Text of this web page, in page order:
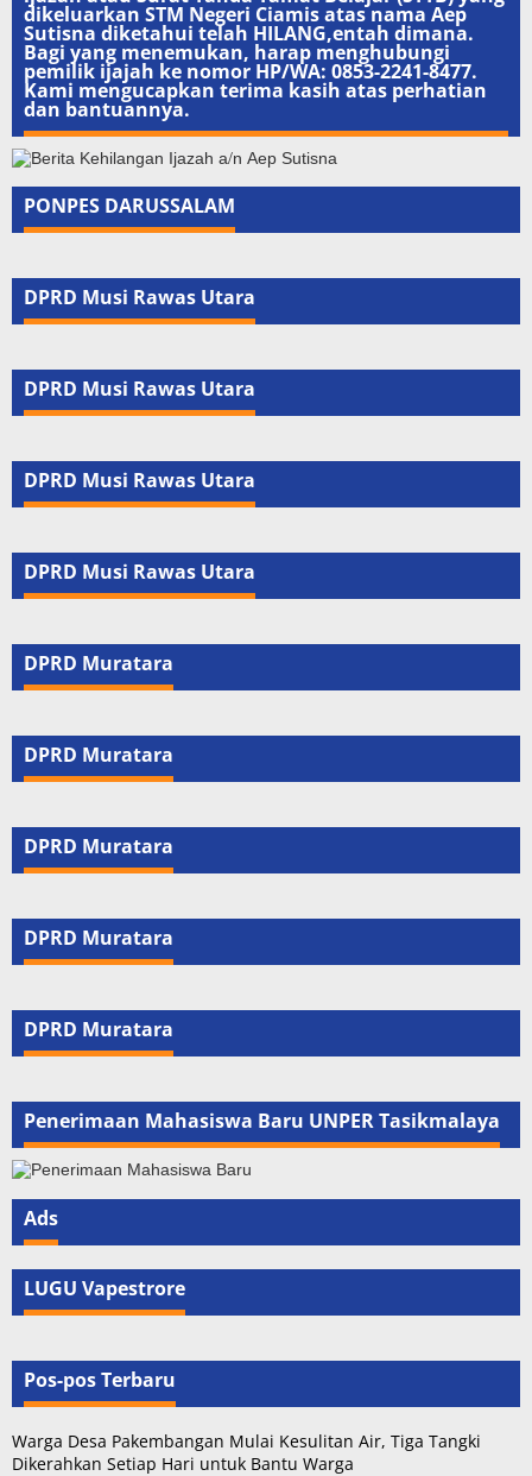
dikeluarkan STM Negeri Ciamis atas nama Aep
Sutisna diketahui telah HILANG,entah dimana.
Bagi yang menemukan, harap menghubungi
pemilik ijajah ke nomor HP/WA: 0853-2241-8477.
Kami mengucapkan terima kasih atas perhatian
dan bantuannya.
PONPES DARUSSALAM
DPRD Musi Rawas Utara
DPRD Musi Rawas Utara
DPRD Musi Rawas Utara
DPRD Musi Rawas Utara
DPRD Muratara
DPRD Muratara
DPRD Muratara
DPRD Muratara
DPRD Muratara
Penerimaan Mahasiswa Baru UNPER Tasikmalaya
Ads
LUGU Vapestrore
Pos-pos Terbaru
Warga Desa Pakembangan Mulai Kesulitan Air, Tiga Tangki
Dikerahkan Setiap Hari untuk Bantu Warga